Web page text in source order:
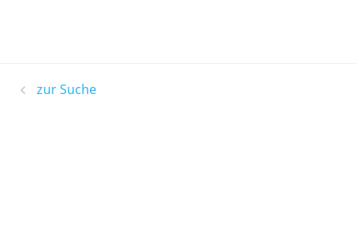
zur Suche